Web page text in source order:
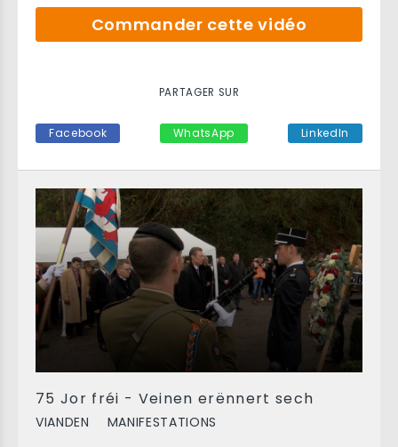
75 Jor fréi - Veinen erënnert sech
VIANDEN MANIFESTATIONS
Commander cette vidéo
PARTAGER SUR
Facebook WhatsApp LinkedIn